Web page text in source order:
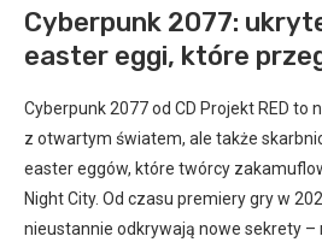
Cyberpunk 2077:
easter eggi, które
Cyberpunk 2077 od CD Projekt RED to
z otwartym światem, ale także
easter eggów, które twórcy
Night City. Od czasu premiery gry w
nieustannie odkrywają nowe sekrety –